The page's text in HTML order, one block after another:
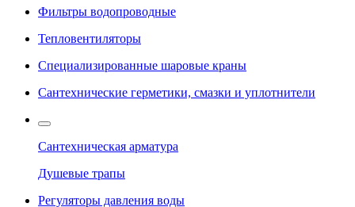
Фильтры водопроводные
Тепловентиляторы
Специализированные шаровые краны
Сантехнические герметики, смазки и уплотнители
Сантехническая арматура
Душевые трапы
Регуляторы давления воды